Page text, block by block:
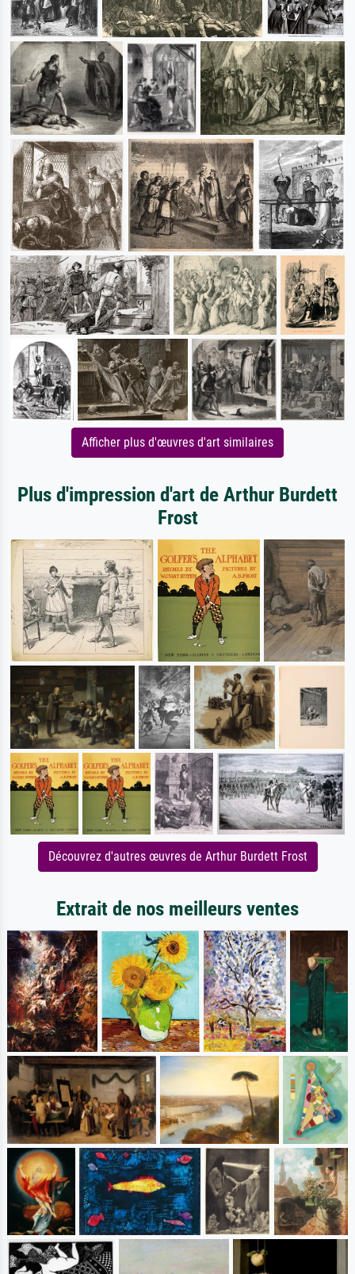
Afficher plus d'œuvres d'art similaires
Plus d'impression d'art de Arthur Burdett
Frost
Découvrez d'autres œuvres de Arthur Burdett Frost
Extrait de nos meilleurs ventes